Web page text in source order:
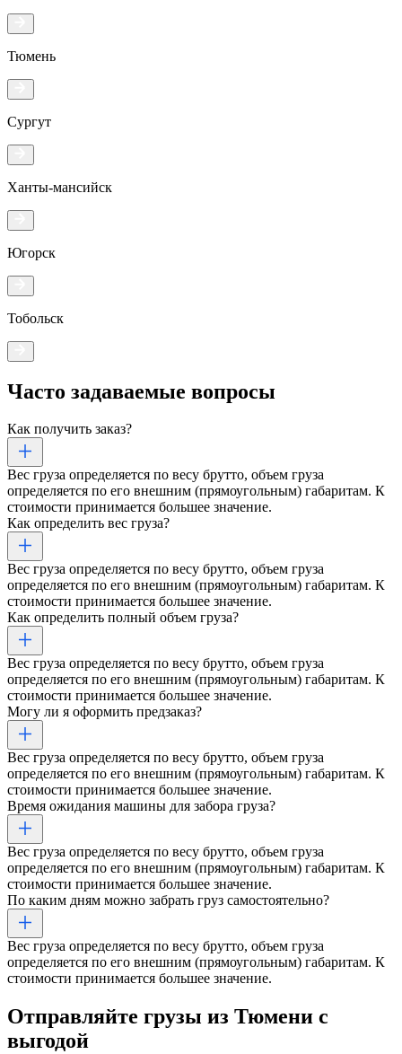
Тюмень
Сургут
Ханты-мансийск
Югорск
Тобольск
Часто задаваемые вопросы
Как получить заказ?
Вес груза определяется по весу брутто, объем груза
определяется по его внешним (прямоугольным) габаритам. К
стоимости принимается большее значение.
Как определить вес груза?
Вес груза определяется по весу брутто, объем груза
определяется по его внешним (прямоугольным) габаритам. К
стоимости принимается большее значение.
Как определить полный объем груза?
Вес груза определяется по весу брутто, объем груза
определяется по его внешним (прямоугольным) габаритам. К
стоимости принимается большее значение.
Могу ли я оформить предзаказ?
Вес груза определяется по весу брутто, объем груза
определяется по его внешним (прямоугольным) габаритам. К
стоимости принимается большее значение.
Время ожидания машины для забора груза?
Вес груза определяется по весу брутто, объем груза
определяется по его внешним (прямоугольным) габаритам. К
стоимости принимается большее значение.
По каким дням можно забрать груз самостоятельно?
Вес груза определяется по весу брутто, объем груза
определяется по его внешним (прямоугольным) габаритам. К
стоимости принимается большее значение.
Отправляйте грузы из Тюмени с
выгодой